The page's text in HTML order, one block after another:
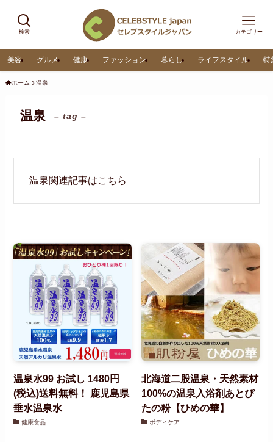
検索 カテゴリー
美容 グルメ 健康 ファッション 暮らし ライフスタイル 特
ホーム 温泉
温泉 – tag –
温泉関連記事はこちら
温泉水99 お試し 1480円
(税込)送料無料！ 鹿児島県
垂水温泉水
健康食品
北海道二股温泉・天然素材
100%の温泉入浴剤あとぴ
たの粉【ひめの華】
ボディケア